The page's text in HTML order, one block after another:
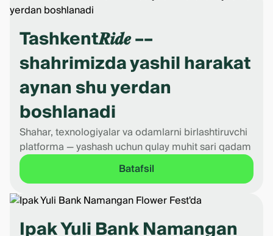
Tashkent𝑹𝒊𝒅𝒆 ––
shahrimizda yashil harakat
aynan shu yerdan
boshlanadi
Shahar, texnologiyalar va odamlarni birlashtiruvchi
platforma — yashash uchun qulay muhit sari qadam
Batafsil
Ipak Yuli Bank Namangan